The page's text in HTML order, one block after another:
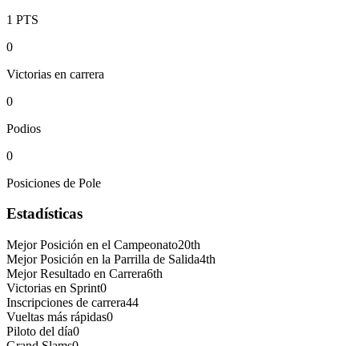
1 PTS
0
Victorias en carrera
0
Podios
0
Posiciones de Pole
Estadísticas
Mejor Posición en el Campeonato20th
Mejor Posición en la Parrilla de Salida4th
Mejor Resultado en Carrera6th
Victorias en Sprint0
Inscripciones de carrera44
Vueltas más rápidas0
Piloto del día0